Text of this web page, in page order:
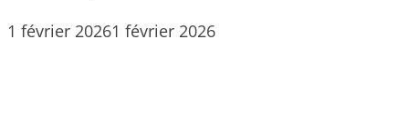
1 février 20261 février 2026